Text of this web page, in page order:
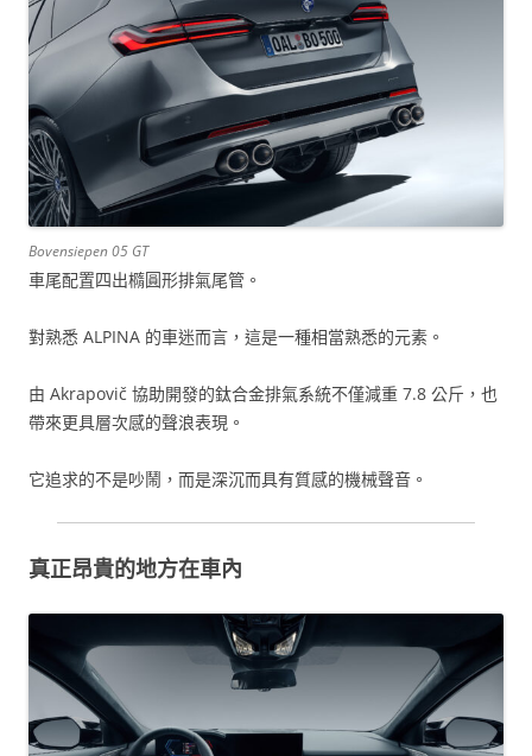
Bovensiepen 05 GT
車尾配置四出橢圓形排氣尾管。
對熟悉 ALPINA 的車迷而言，這是一種相當熟悉的元素。
由 Akrapovič 協助開發的鈦合金排氣系統不僅減重 7.8 公斤，也
帶來更具層次感的聲浪表現。
它追求的不是吵鬧，而是深沉而具有質感的機械聲音。
真正昂貴的地方在車內